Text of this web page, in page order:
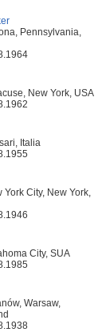
Pennsylvania,
New York, USA
Italia
York City, New York,
City, SUA
Warsaw,